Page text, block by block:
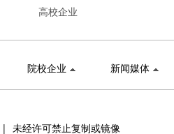
高校企业
院校企业 新闻媒体
未经许可禁止复制或镜像